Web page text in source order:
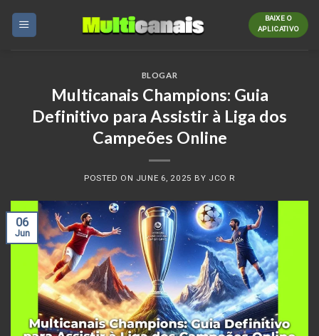
BAIXE O
APLICATIVO
BLOGAR
Multicanais Champions: Guia
Definitivo para Assistir à Liga dos
Campeões Online
POSTED ON JUNE 6, 2025 BY JCO R
06
Jun